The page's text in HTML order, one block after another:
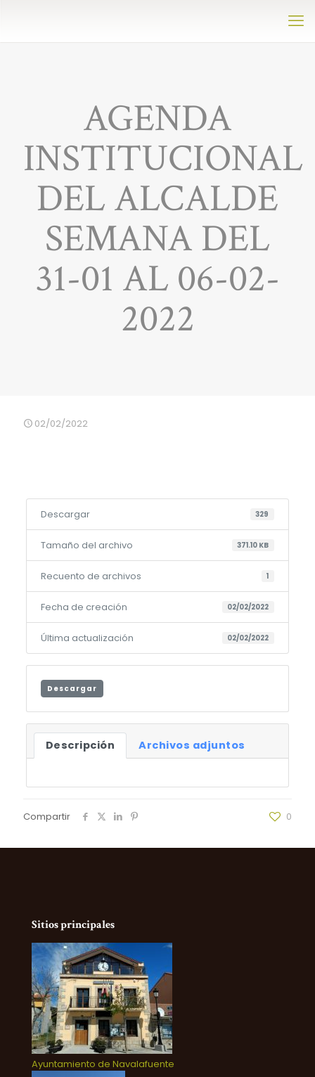
AGENDA
INSTITUCIONAL
DEL ALCALDE
SEMANA DEL
31-01 AL 06-02-
2022
02/02/2022
Descargar 329
Tamaño del archivo 371.10 KB
Recuento de archivos 1
Fecha de creación 02/02/2022
Última actualización 02/02/2022
Descargar
Descripción Archivos adjuntos
Compartir 0
Sitios principales
Ayuntamiento de Navalafuente